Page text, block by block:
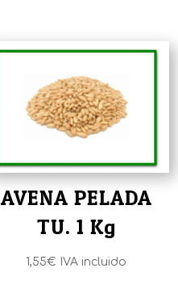
AVENA PELADA
TU. 1 Kg
1,55€ IVA incluido